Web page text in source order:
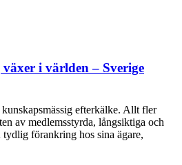
i världen – Sverige
efterkälke. Allt fler
av medlemsstyrda, långsiktiga och
förankring hos sina ägare,